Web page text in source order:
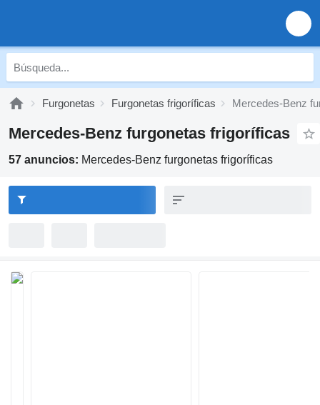
Furgonetas Furgonetas frigoríficas Mercedes-Benz
Mercedes-Benz furgonetas frigoríficas
57 anuncios: Mercedes-Benz furgonetas frigoríficas